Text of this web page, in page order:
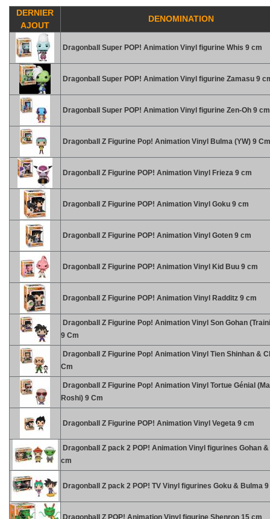
DERNIER
AJOUT
DENOMINATION
Dragonball Super POP! Animation Vinyl figurine Whis 9 cm
Dragonball Super POP! Animation Vinyl figurine Zamasu 9
Dragonball Super POP! Animation Vinyl figurine Zen-Oh 9 cm
Dragonball Z Figurine Pop! Animation Vinyl Bulma (YW) 9 Cm
Dragonball Z Figurine POP! Animation Vinyl Frieza 9 cm
Dragonball Z Figurine POP! Animation Vinyl Goku 9 cm
Dragonball Z Figurine POP! Animation Vinyl Goten 9 cm
Dragonball Z Figurine POP! Animation Vinyl Kid Buu 9 cm
Dragonball Z Figurine POP! Animation Vinyl Radditz 9 cm
Dragonball Z Figurine Pop! Animation Vinyl Son Gohan
9 Cm
Dragonball Z Figurine Pop! Animation Vinyl Tien Shinhan &
Cm
Dragonball Z Figurine Pop! Animation Vinyl Tortue Génial
Roshi) 9 Cm
Dragonball Z Figurine POP! Animation Vinyl Vegeta 9 cm
Dragonball Z pack 2 POP! Animation Vinyl figurines Gohan
cm
Dragonball Z pack 2 POP! TV Vinyl figurines Goku & Bulma
Dragonball Z POP! Animation Vinyl figurine Shenron 15 cm